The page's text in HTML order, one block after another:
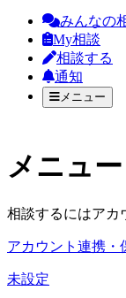
みんなの
My相談
相談する
通知
メニュー
メニュー
相談するにはアカ
アカウント連携・
未設定